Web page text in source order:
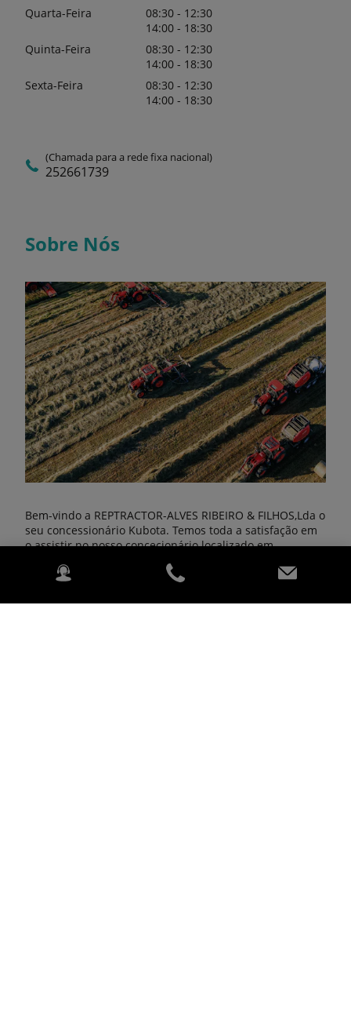
Quarta-Feira
08:30 - 12:30
14:00 - 18:30
Quinta-Feira
08:30 - 12:30
14:00 - 18:30
Sexta-Feira
08:30 - 12:30
14:00 - 18:30
(Chamada para a rede fixa nacional)
252661739
Sobre Nós
Bem-vindo a REPTRACTOR-ALVES RIBEIRO & FILHOS,Lda o
seu concessionário Kubota. Temos toda a satisfação em
o assistir no nosso concecionário localizado em